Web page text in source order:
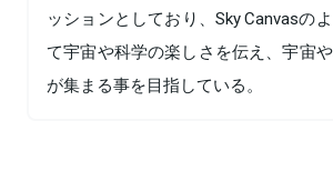
ッションとしており、Sky Canvasの
て宇宙や科学の楽しさを伝え、宇宙
が集まる事を目指している。